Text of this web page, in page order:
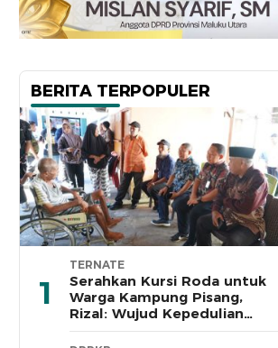
BERITA TERPOPULER
1
TERNATE
Serahkan Kursi Roda untuk
Warga Kampung Pisang,
Rizal: Wujud Kepedulian
Pemkot dan Baznas Ternate